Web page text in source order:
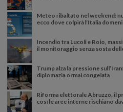
Meteo ribaltato nel weekend:
ecco dove colpirà l’Italia
Incendio tra Lucoli e Roio,
il monitoraggio senza sosta
Trump alza la pressione
diplomazia ormai congelata
Riforma elettorale Abruzzo, il
così le aree interne rischiano